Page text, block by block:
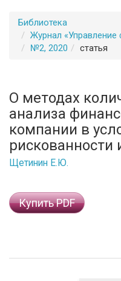
Библиотека
Журнал
№2, 2020
статья
О методах
анализа
компании в
рискованности
Щетинин Е.Ю.
Купить PDF